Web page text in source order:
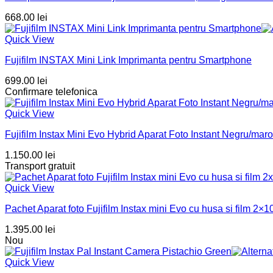
668.00 lei
Quick View
Fujifilm INSTAX Mini Link Imprimanta pentru Smartphone
699.00 lei
Confirmare telefonica
Quick View
Fujifilm Instax Mini Evo Hybrid Aparat Foto Instant Negru/maro
1.150.00 lei
Transport gratuit
Quick View
Pachet Aparat foto Fujifilm Instax mini Evo cu husa si film
1.395.00 lei
Nou
Quick View